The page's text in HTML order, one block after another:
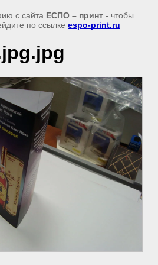
с сайта ЕСПО – принт - чтобы
по ссылке espo-print.ru